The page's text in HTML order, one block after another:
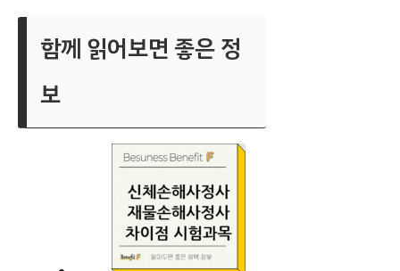
함께 읽어보면 좋은 정
보